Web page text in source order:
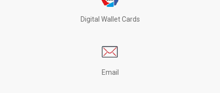
Digital Wallet Cards
Email